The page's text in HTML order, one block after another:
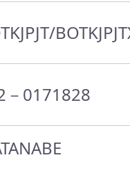
－0171828